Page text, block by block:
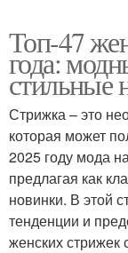
Топ-47
года:
стильные
Стрижка – это
которая может
2025 году мода
предлагая как
новинки. В этой
тенденции и
женских стрижек